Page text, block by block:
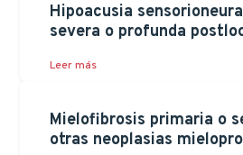
Hipoacusia
severa o profunda
Leer más
Mielofibrosis primaria o
otras neoplasias